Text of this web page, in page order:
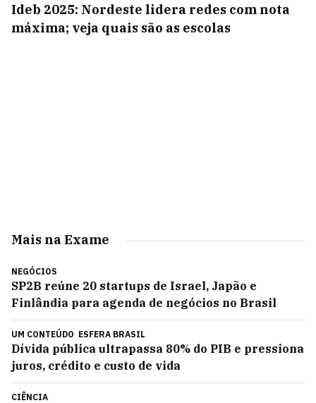
Ideb 2025: Nordeste lidera redes com nota
máxima; veja quais são as escolas
Mais na Exame
NEGÓCIOS
SP2B reúne 20 startups de Israel, Japão e
Finlândia para agenda de negócios no Brasil
UM CONTEÚDO ESFERA BRASIL
Dívida pública ultrapassa 80% do PIB e pressiona
juros, crédito e custo de vida
CIÊNCIA